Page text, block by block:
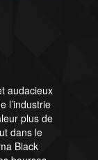
audacieux
l’industrie
plus de
dans le
Black